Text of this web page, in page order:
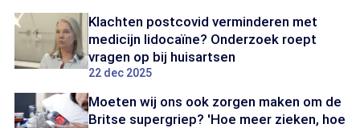
Klachten postcovid verminderen met
medicijn lidocaïne? Onderzoek roept
vragen op bij huisartsen
22 dec 2025
Moeten wij ons ook zorgen maken om de
Britse supergriep? 'Hoe meer zieken, hoe